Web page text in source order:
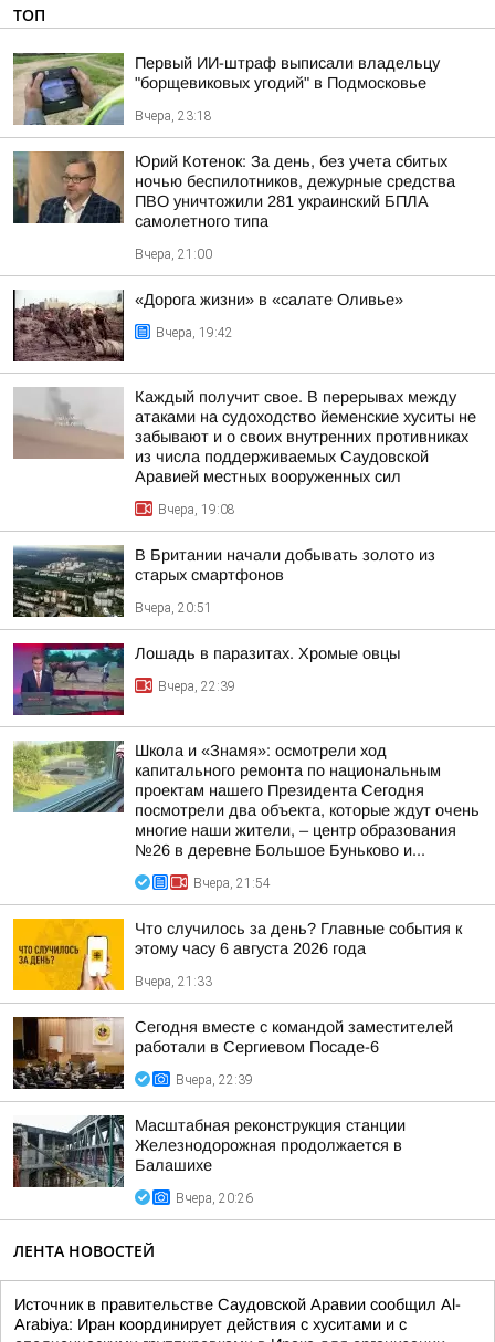
ТОП
Первый ИИ-штраф выписали владельцу
"борщевиковых угодий" в Подмосковье
Вчера, 23:18
Юрий Котенок: За день, без учета сбитых
ночью беспилотников, дежурные средства
ПВО уничтожили 281 украинский БПЛА
самолетного типа
Вчера, 21:00
«Дорога жизни» в «салате Оливье»
Вчера, 19:42
Каждый получит свое. В перерывах между
атаками на судоходство йеменские хуситы не
забывают и о своих внутренних противниках
из числа поддерживаемых Саудовской
Аравией местных вооруженных сил
Вчера, 19:08
В Британии начали добывать золото из
старых смартфонов
Вчера, 20:51
Лошадь в паразитах. Хромые овцы
Вчера, 22:39
Школа и «Знамя»: осмотрели ход
капитального ремонта по национальным
проектам нашего Президента Сегодня
посмотрели два объекта, которые ждут очень
многие наши жители, – центр образования
№26 в деревне Большое Буньково и...
Вчера, 21:54
Что случилось за день? Главные события к
этому часу 6 августа 2026 года
Вчера, 21:33
Сегодня вместе с командой заместителей
работали в Сергиевом Посаде-6
Вчера, 22:39
Масштабная реконструкция станции
Железнодорожная продолжается в
Балашихе
Вчера, 20:26
ЛЕНТА НОВОСТЕЙ
Источник в правительстве Саудовской Аравии сообщил Al-
Arabiya: Иран координирует действия с хуситами и с